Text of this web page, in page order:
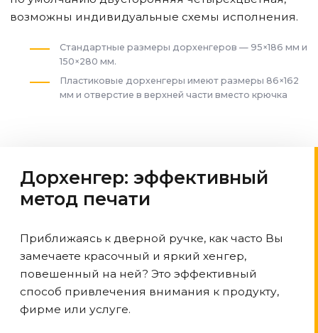
возможны индивидуальные схемы исполнения.
Стандартные размеры дорхенгеров — 95×186 мм и
150×280 мм.
Пластиковые дорхенгеры имеют размеры 86×162
мм и отверстие в верхней части вместо крючка
Дорхенгер: эффективный
метод печати
Приближаясь к дверной ручке, как часто Вы
замечаете красочный и яркий хенгер,
повешенный на ней? Это эффективный
способ привлечения внимания к продукту,
фирме или услуге.